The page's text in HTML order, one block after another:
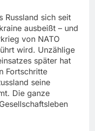
Russland sich seit
ausbeißt – und
von NATO
wird. Unzählige
später hat
Fortschritte
seine
Die ganze